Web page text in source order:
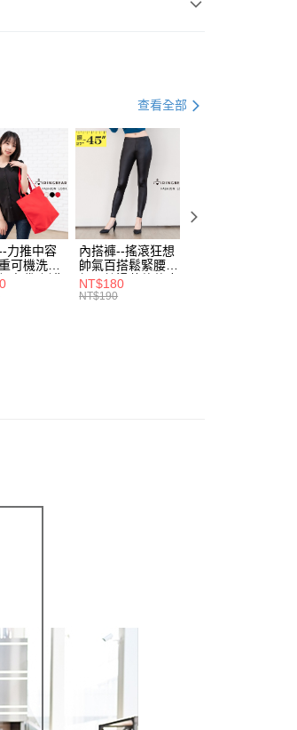
交易或遇審核未通過，訂單將自動取
表示未達大哥付你分期系統評分，恕
哥付你分期」於每月結算日後寄送繳費提
「超商條碼／台灣大直營門市／銀行轉
通路繳費。
公司」（以下簡稱本公司）所提供，讓
品或服務，並由商店將買賣／分期付
約使用本公司帳單繳交帳款。
」之契約關係目的，商店將以您的個人
供予台灣大哥大進項蒐集、處理及利
所需資料之確認、核對及更正。
結：
https://oppay.tw/userRule
、不需儲值。
後付」後，將跳轉至「AFTEE先享後
認金額後，即可完成結帳。
通知簡訊。
擊此簡訊中的連結，可透過四大超商
行付款，方視為交易完成。
立刻繳費，但若您需要取消訂單，請聯
消之訂單仍視為有效，需透過AFTEE
後付 」之結帳頁面顯示為準，若有關於
款等相關疑問，請聯繫「AFTEE先享後
support/home
人資訊註冊。若發現惡意使用之情
止該用戶之使用額度並採取法律行
)免運費
上)免運費
)免運費
)免運費
碼．6L
碼．5L
碼．4L
碼．3L
糖美著 ❈
查看全部
力推中容
可機洗烘
布袋/側背
米F)-
內搭褲--搖滾狂想
帥氣百搭鬆緊腰頭
超彈絲滑薄款仿皮
褲(黑XL-6L)-R179
NT$180
NT$190